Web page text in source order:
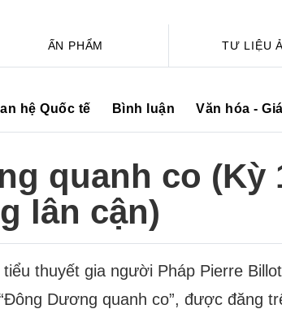
ẤN PHẨM TƯ LIỆU
hệ Quốc tế Bình luận Văn hóa -
quanh co (Kỳ
lân cận)
thuyết gia người Pháp Pierre
Dương quanh co”, được đăng